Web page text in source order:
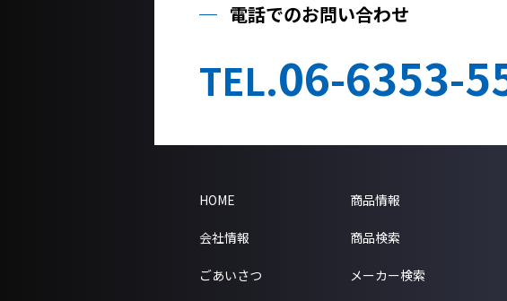
電話でのお問い合わせ
TEL.06-6353-
HOME
会社情報
ごあいさつ
商品情報
商品検索
メーカー検索